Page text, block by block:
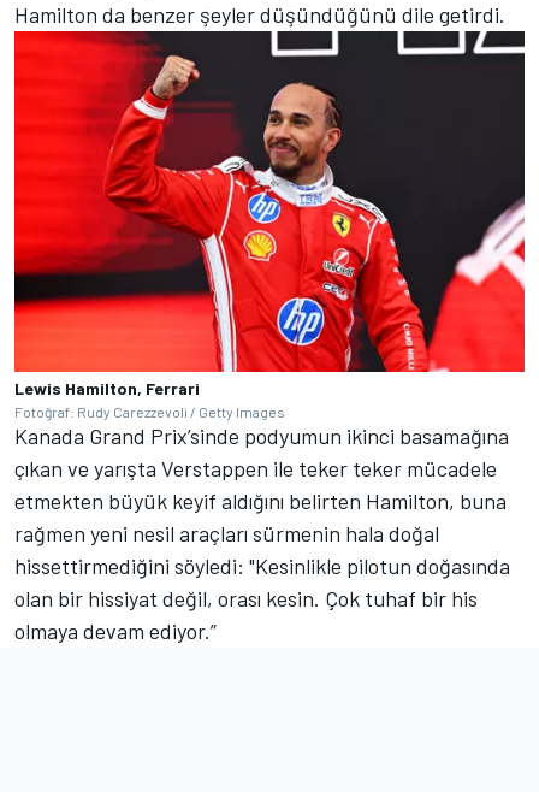
Hamilton da benzer şeyler düşündüğünü dile getirdi.
Lewis Hamilton, Ferrari
Fotoğraf: Rudy Carezzevoli / Getty Images
Kanada Grand Prix’sinde podyumun ikinci basamağına
çıkan ve yarışta Verstappen ile teker teker mücadele
etmekten büyük keyif aldığını belirten Hamilton, buna
rağmen yeni nesil araçları sürmenin hala doğal
hissettirmediğini söyledi: "Kesinlikle pilotun doğasında
olan bir hissiyat değil, orası kesin. Çok tuhaf bir his
olmaya devam ediyor.”